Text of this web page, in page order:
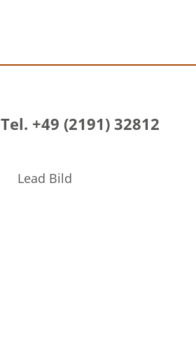
Tel. +49 (2191) 32812